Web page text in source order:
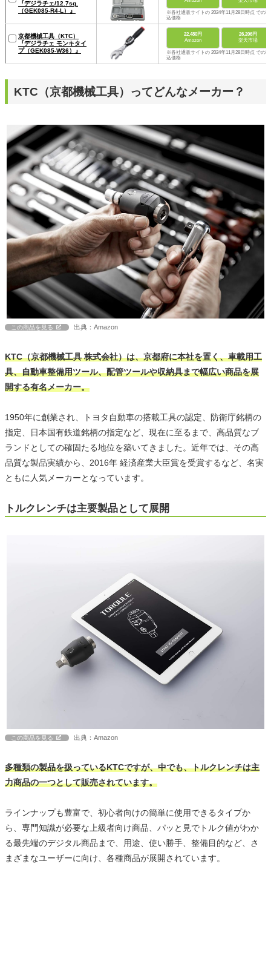
『デジラチェ/12.7sq.
（GEK085-R4-L）』
※各社通販サイトの 2024年11月28日時点 での税
込価格
京都機械工具（KTC）
『デジラチェ モンキタイ
プ（GEK085-W36）』
22,480円
Amazon
26,206円
楽天市場
※各社通販サイトの 2024年11月28日時点 での税
込価格
KTC（京都機械工具）ってどんなメーカー？
この商品を見る 出典：Amazon
KTC（京都機械工具 株式会社）は、京都府に本社を置く、車載用工
具、自動車整備用ツール、配管ツールや収納具まで幅広い商品を展
開する有名メーカー。
1950年に創業され、トヨタ自動車の搭載工具の認定、防衛庁銘柄の
指定、日本国有鉄道銘柄の指定など、現在に至るまで、高品質なブ
ランドとしての確固たる地位を築いてきました。近年では、その高
品質な製品実績から、2016年 経済産業大臣賞を受賞するなど、名実
ともに人気メーカーとなっています。
トルクレンチは主要製品として展開
この商品を見る 出典：Amazon
多種類の製品を扱っているKTCですが、中でも、トルクレンチは主
力商品の一つとして販売されています。
ラインナップも豊富で、初心者向けの簡単に使用できるタイプか
ら、専門知識が必要な上級者向け商品、パッと見でトルク値がわか
る最先端のデジタル商品まで、用途、使い勝手、整備目的など、さ
まざまなユーザーに向け、各種商品が展開されています。